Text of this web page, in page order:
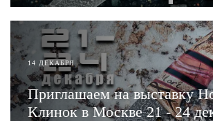
14 ДЕКАБРЯ
Приглашаем на выставку
Клинок в Москве 21 - 24